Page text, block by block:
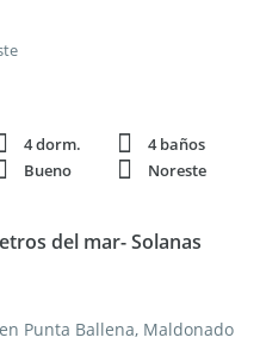
4 dorm.
4 baños
Bueno
Noreste
del mar- Solanas
Punta Ballena, Maldonado